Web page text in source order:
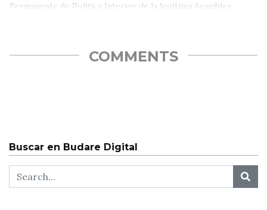
Permanente de Política Interior de la legítima Asamblea
COMMENTS
Buscar en Budare Digital